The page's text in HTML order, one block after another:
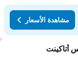
مشاهدة الأسعار